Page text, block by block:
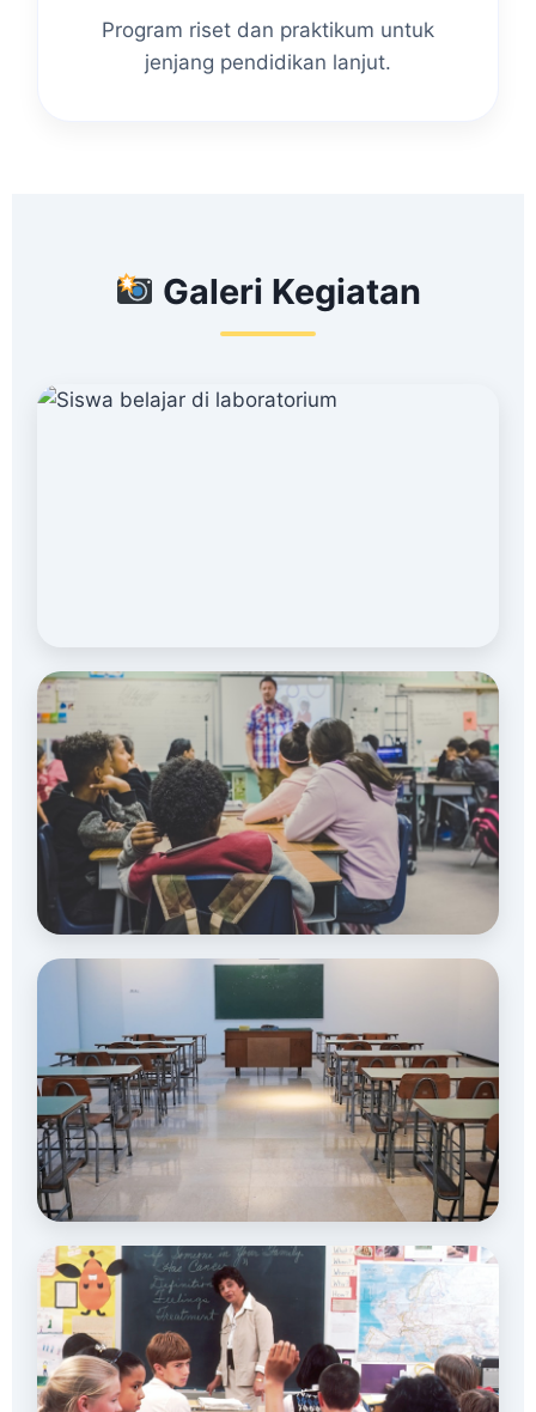
Program riset dan praktikum untuk
jenjang pendidikan lanjut.
Galeri Kegiatan